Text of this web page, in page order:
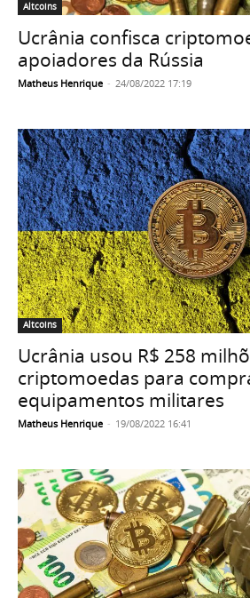
Altcoins
Ucrânia confisca
apoiadores da Rússia
Matheus Henrique - 24/08/2022 17:19
Altcoins
Ucrânia usou R$ 258
criptomoedas para
equipamentos militares
Matheus Henrique - 19/08/2022 16:41